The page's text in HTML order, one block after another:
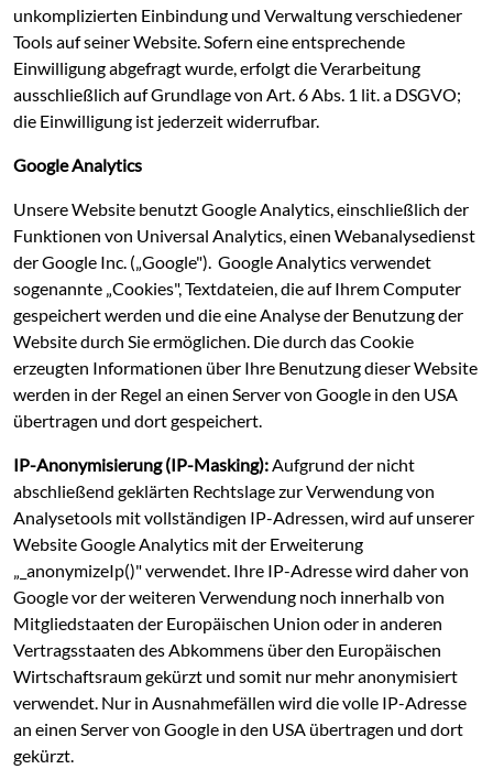
unkomplizierten Einbindung und Verwaltung verschiedener
Tools auf seiner Website. Sofern eine entsprechende
Einwilligung abgefragt wurde, erfolgt die Verarbeitung
ausschließlich auf Grundlage von Art. 6 Abs. 1 lit. a DSGVO;
die Einwilligung ist jederzeit widerrufbar.
Google Analytics
Unsere Website benutzt Google Analytics, einschließlich der
Funktionen von Universal Analytics, einen Webanalysedienst
der Google Inc. („Google"). Google Analytics verwendet
sogenannte „Cookies", Textdateien, die auf Ihrem Computer
gespeichert werden und die eine Analyse der Benutzung der
Website durch Sie ermöglichen. Die durch das Cookie
erzeugten Informationen über Ihre Benutzung dieser Website
werden in der Regel an einen Server von Google in den USA
übertragen und dort gespeichert.
IP-Anonymisierung (IP-Masking):Aufgrund der nicht
abschließend geklärten Rechtslage zur Verwendung von
Analysetools mit vollständigen IP-Adressen, wird auf unserer
Website Google Analytics mit der Erweiterung
„_anonymizeIp()" verwendet. Ihre IP-Adresse wird daher von
Google vor der weiteren Verwendung noch innerhalb von
Mitgliedstaaten der Europäischen Union oder in anderen
Vertragsstaaten des Abkommens über den Europäischen
Wirtschaftsraum gekürzt und somit nur mehr anonymisiert
verwendet. Nur in Ausnahmefällen wird die volle IP-Adresse
an einen Server von Google in den USA übertragen und dort
gekürzt.